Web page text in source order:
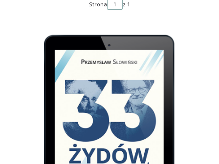
Strona z 1